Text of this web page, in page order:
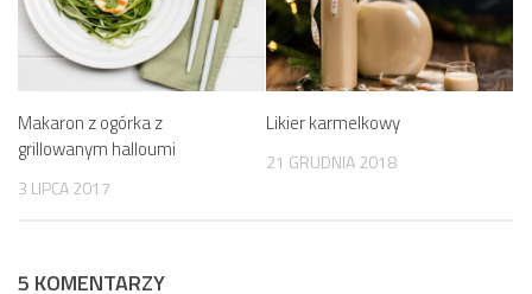
Makaron z ogórka z
grillowanym halloumi
3 LIPCA 2017
Likier karmelkowy
21 GRUDNIA 2018
5 KOMENTARZY